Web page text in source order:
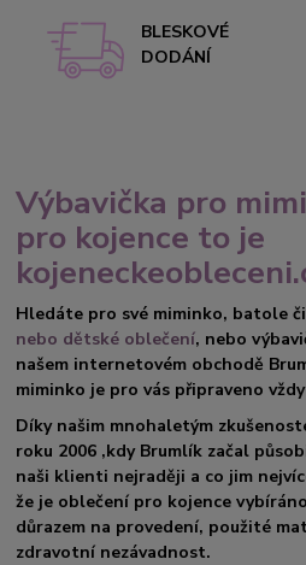
BLESKOVÉ
DODÁNÍ
Výbavička pro
pro kojence to je
Hledáte pro své miminko, batole
nebo dětské oblečení, nebo
našem internetovém obchodě
miminko je pro vás připraveno
Díky našim mnohaletým
roku 2006 ,kdy Brumlík začal
naši klienti nejraději a co jim
že je oblečení pro kojence
důrazem na provedení, použité
zdravotní nezávadnost.